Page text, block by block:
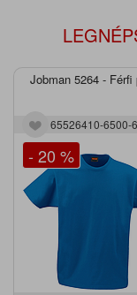
Jobman 5264 - Férfi
65526410-6500-6
- 20 %